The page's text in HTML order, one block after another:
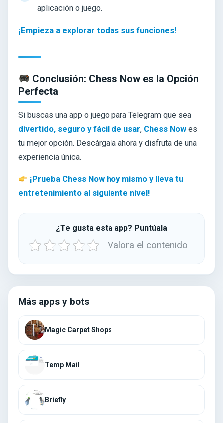
aplicación o juego.
¡Empieza a explorar todas sus funciones!
Conclusión: Chess Now es la Opción
Perfecta
Si buscas una app o juego para Telegram que sea
divertido, seguro y fácil de usar, Chess Now es
tu mejor opción. Descárgala ahora y disfruta de una
experiencia única.
¡Prueba Chess Now hoy mismo y lleva tu
entretenimiento al siguiente nivel!
¿Te gusta esta app? Puntúala
Valora el contenido
Más apps y bots
Magic Carpet Shops
Temp Mail
Briefly